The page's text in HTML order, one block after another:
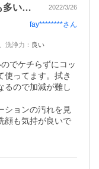
この商品は2本目の使用です。量も多いの… 2022/3/26
fay********さん
洗浄力 ： 良い
でケチらずにコッ
使ってます。拭き
るので加減が難し
ションの汚れを見
顔も気持が良いで